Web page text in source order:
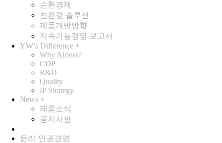
순환경제
친환경 솔루션
제품개발방향
지속가능경영 보고서
YW’s Difference +
Why Airless?
CDP
R&D
Quality
IP Strategy
News +
제품소식
공지사항
윤리·인권경영